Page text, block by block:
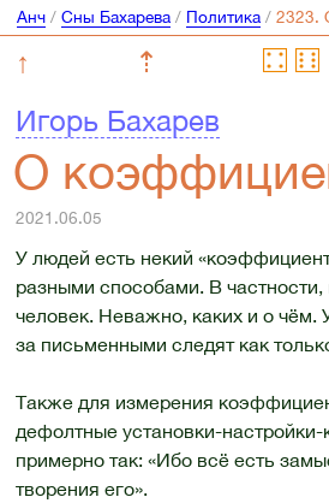
Анч/ Сны Бахарева/ Политика/
↑ ⇡
Игорь Бахарев
О
2021.06.05
У людей есть некий
разными способами. В
человек. Неважно, каких и о чём.
за письменными следят как
Также для измерения
дефолтные установки-
примерно так: «Ибо всё есть
творения его».